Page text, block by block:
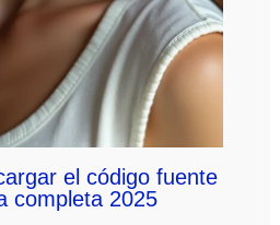
el código fuente
completa 2025